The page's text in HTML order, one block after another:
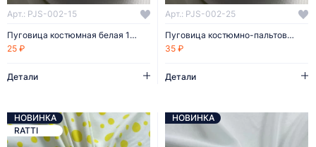
Арт.: PJS-002-15
Пуговица костюмная белая 15 мм пластик
25 ₽
Детали
Арт.: PJS-002-25
Пуговица костюмно-пальтовая белая 25 мм пластик
35 ₽
Детали
НОВИНКА
RATTI
НОВИНКА